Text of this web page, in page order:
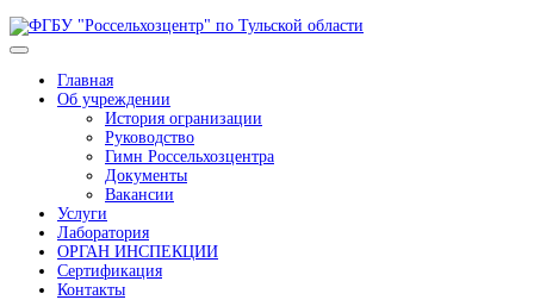
Главная
Об учреждении
История огранизации
Руководство
Гимн Россельхозцентра
Документы
Вакансии
Услуги
Лаборатория
ОРГАН ИНСПЕКЦИИ
Сертификация
Контакты